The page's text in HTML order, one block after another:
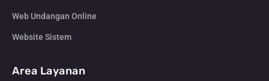
Web Undangan Online
Website Sistem
Area Layanan